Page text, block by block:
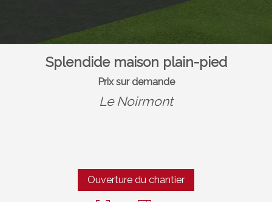
Splendide maison plain-pied
Prix sur demande
Le Noirmont
Ouverture du chantier